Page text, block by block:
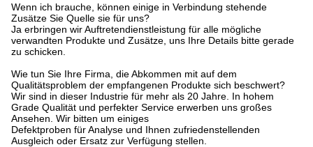
Wenn ich brauche, können einige in Verbindung stehende
Zusätze Sie Quelle sie für uns?
Ja erbringen wir Auftretendienstleistung für alle mögliche
verwandten Produkte und Zusätze, uns Ihre Details bitte gerade
zu schicken.
Wie tun Sie Ihre Firma, die Abkommen mit auf dem
Qualitätsproblem der empfangenen Produkte sich beschwert?
Wir sind in dieser Industrie für mehr als 20 Jahre. In hohem
Grade Qualität und perfekter Service erwerben uns großes
Ansehen. Wir bitten um einiges
Defektproben für Analyse und Ihnen zufriedenstellenden
Ausgleich oder Ersatz zur Verfügung stellen.